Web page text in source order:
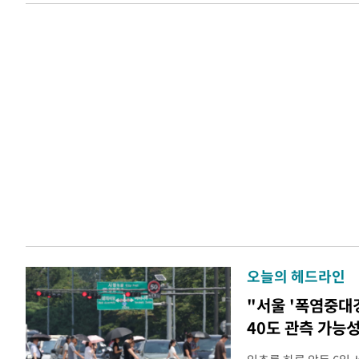
오늘의 헤드라인
"서울 '폭염중대
40도 관측 가능